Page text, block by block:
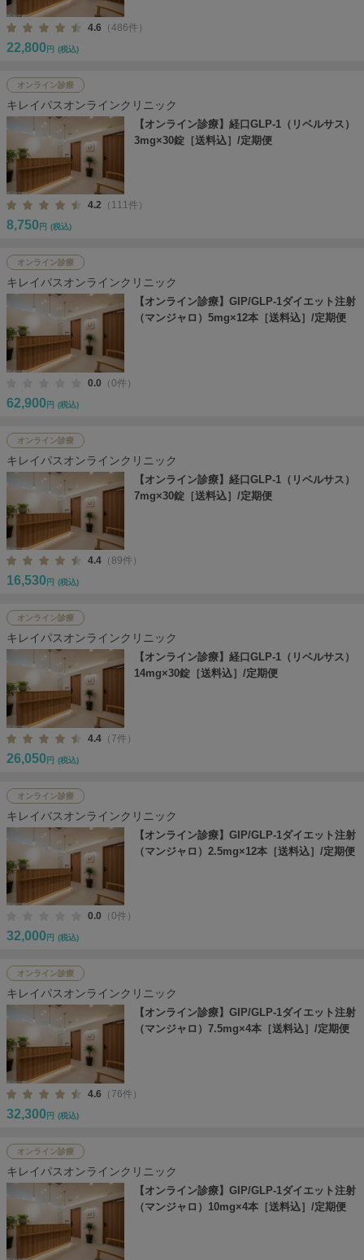
4.6 （486件）
22,800 円 (税込)
オンライン診療
キレイパスオンラインクリニック
【オンライン診療】経口GLP-1（リベルサス）
3mg×30錠［送料込］/定期便
4.2 （111件）
8,750 円 (税込)
オンライン診療
キレイパスオンラインクリニック
【オンライン診療】GIP/GLP-1ダイエット注射
（マンジャロ）5mg×12本［送料込］/定期便
0.0 （0件）
62,900 円 (税込)
オンライン診療
キレイパスオンラインクリニック
【オンライン診療】経口GLP-1（リベルサス）
7mg×30錠［送料込］/定期便
4.4 （89件）
16,530 円 (税込)
オンライン診療
キレイパスオンラインクリニック
【オンライン診療】経口GLP-1（リベルサス）
14mg×30錠［送料込］/定期便
4.4 （7件）
26,050 円 (税込)
オンライン診療
キレイパスオンラインクリニック
【オンライン診療】GIP/GLP-1ダイエット注射
（マンジャロ）2.5mg×12本［送料込］/定期便
0.0 （0件）
32,000 円 (税込)
オンライン診療
キレイパスオンラインクリニック
【オンライン診療】GIP/GLP-1ダイエット注射
（マンジャロ）7.5mg×4本［送料込］/定期便
4.6 （76件）
32,300 円 (税込)
オンライン診療
キレイパスオンラインクリニック
【オンライン診療】GIP/GLP-1ダイエット注射
（マンジャロ）10mg×4本［送料込］/定期便